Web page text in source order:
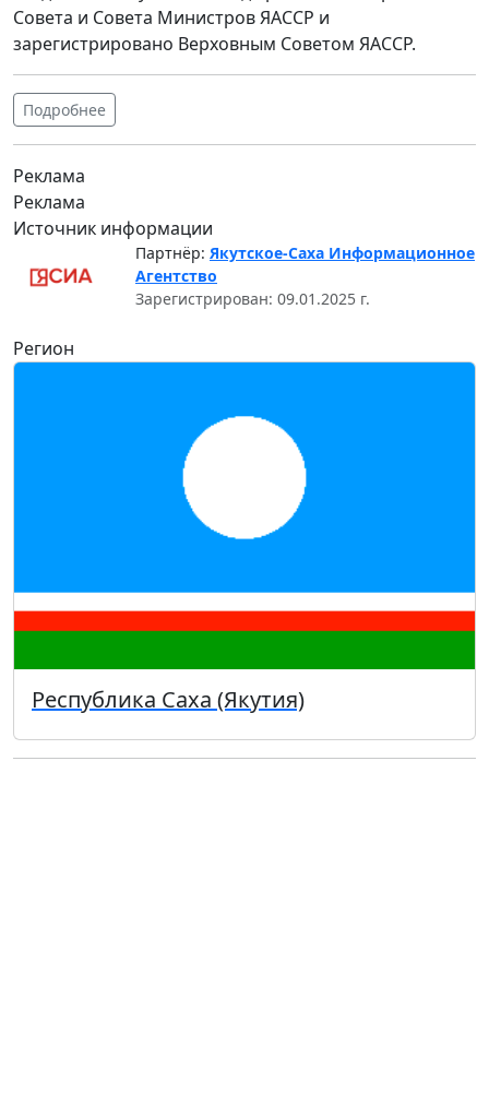
Совета и Совета Министров ЯАССР и
зарегистрировано Верховным Советом ЯАССР.
Подробнее
Реклама
Реклама
Источник информации
Партнёр: Якутское-Саха Информационное
Агентство
Зарегистрирован: 09.01.2025 г.
Регион
Республика Саха (Якутия)